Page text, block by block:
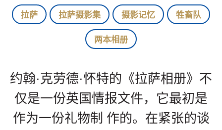
拉萨 拉萨摄影集 摄影记忆 牲畜队
两本相册
约翰·克劳德·怀特的《拉萨相册》不
仅是一份英国情报文件，它最初是
作为一份礼物制 作的。在紧张的谈